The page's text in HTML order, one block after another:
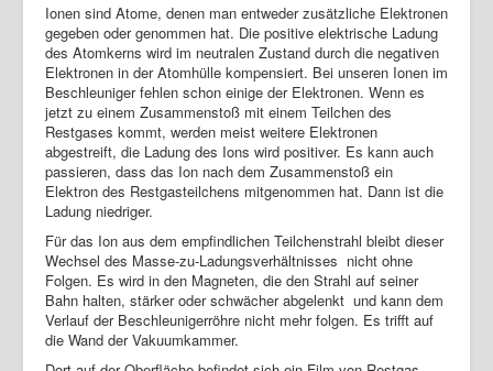
Ionen sind Atome, denen man entweder zusätzliche Elektronen
gegeben oder genommen hat. Die positive elektrische Ladung
des Atomkerns wird im neutralen Zustand durch die negativen
Elektronen in der Atomhülle kompensiert. Bei unseren Ionen im
Beschleuniger fehlen schon einige der Elektronen. Wenn es
jetzt zu einem Zusammenstoß mit einem Teilchen des
Restgases kommt, werden meist weitere Elektronen
abgestreift, die Ladung des Ions wird positiver. Es kann auch
passieren, dass das Ion nach dem Zusammenstoß ein
Elektron des Restgasteilchens mitgenommen hat. Dann ist die
Ladung niedriger.
Für das Ion aus dem empfindlichen Teilchenstrahl bleibt dieser
Wechsel des Masse-zu-Ladungsverhältnisses nicht ohne
Folgen. Es wird in den Magneten, die den Strahl auf seiner
Bahn halten, stärker oder schwächer abgelenkt und kann dem
Verlauf der Beschleunigerröhre nicht mehr folgen. Es trifft auf
die Wand der Vakuumkammer.